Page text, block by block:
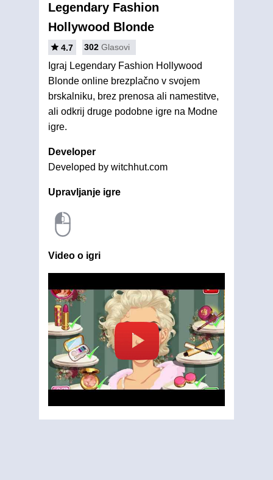
Legendary Fashion
Hollywood Blonde
4.7 302 Glasovi
Igraj Legendary Fashion Hollywood
Blonde online brezplačno v svojem
brskalniku, brez prenosa ali namestitve,
ali odkrij druge podobne igre na Modne
igre.
Developer
Developed by witchhut.com
Upravljanje igre
Video o igri